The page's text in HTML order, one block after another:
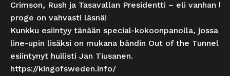
Crimson, Rush ja Tasavallan Presidentti – eli vanhan
proge on vahvasti läsnä!
Kunkku esiintyy tänään special-kokoonpanolla, jossa
line-upin lisäksi on mukana bändin Out of the Tunnel -
esiintynyt huilisti Jan Tiusanen.
https://kingofsweden.info/